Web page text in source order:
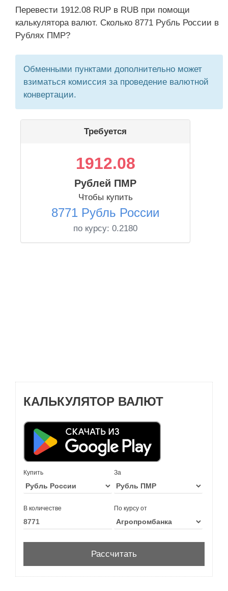
Перевести 1912.08 RUP в RUB при помощи
калькулятора валют. Сколько 8771 Рубль России в
Рублях ПМР?
Обменными пунктами дополнительно может
взиматься комиссия за проведение валютной
конвертации.
Требуется
1912.08
Рублей ПМР
Чтобы купить
8771 Рубль России
по курсу: 0.2180
КАЛЬКУЛЯТОР ВАЛЮТ
Купить За
В количестве По курсу от